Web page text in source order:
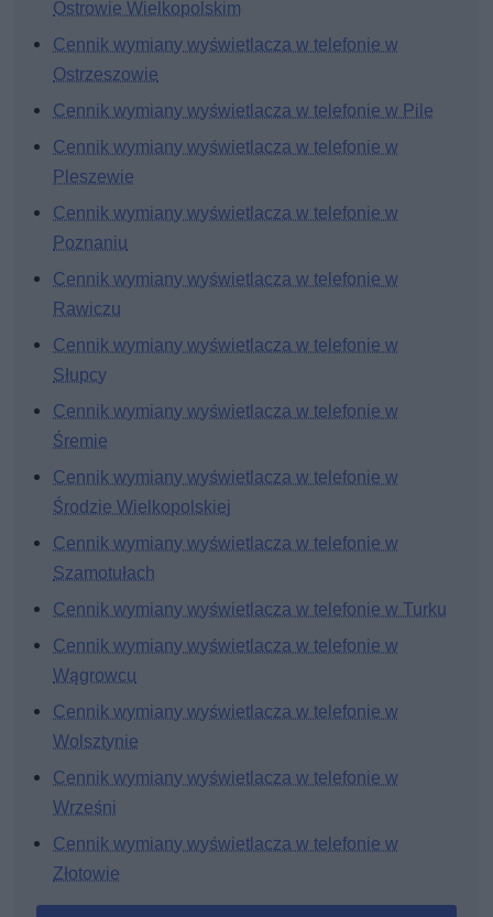
Ostrowie Wielkopolskim
Cennik wymiany wyświetlacza w telefonie w
Ostrzeszowie
Cennik wymiany wyświetlacza w telefonie w Pile
Cennik wymiany wyświetlacza w telefonie w
Pleszewie
Cennik wymiany wyświetlacza w telefonie w
Poznaniu
Cennik wymiany wyświetlacza w telefonie w
Rawiczu
Cennik wymiany wyświetlacza w telefonie w
Słupcy
Cennik wymiany wyświetlacza w telefonie w
Śremie
Cennik wymiany wyświetlacza w telefonie w
Środzie Wielkopolskiej
Cennik wymiany wyświetlacza w telefonie w
Szamotułach
Cennik wymiany wyświetlacza w telefonie w Turku
Cennik wymiany wyświetlacza w telefonie w
Wągrowcu
Cennik wymiany wyświetlacza w telefonie w
Wolsztynie
Cennik wymiany wyświetlacza w telefonie w
Wrześni
Cennik wymiany wyświetlacza w telefonie w
Złotowie